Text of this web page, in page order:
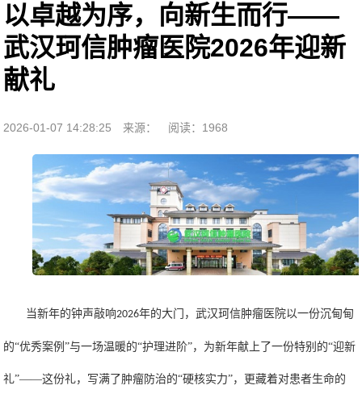
以卓越为序，向新生而行——
武汉珂信肿瘤医院2026年迎新
献礼
2026-01-07 14:28:25 来源： 阅读：1968
当新年的钟声敲响2026年的大门，武汉珂信肿瘤医院以一份沉甸甸
的“优秀案例”与一场温暖的“护理进阶”，为新年献上了一份特别的“迎新
礼”——这份礼，写满了肿瘤防治的“硬核实力”，更藏着对患者生命的